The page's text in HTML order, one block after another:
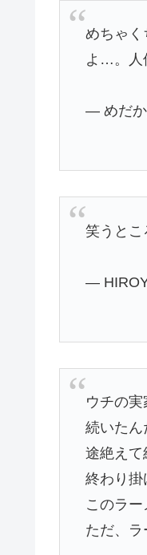
めちゃ
よ…。人
— めだか
笑うとこ
—
ウチの
続いた
途絶えて
終わり掛
このラ
ただ、